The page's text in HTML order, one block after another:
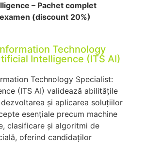
– Pachet complet
(discount 20%)
Technology
Intelligence (ITS AI)
Technology Specialist:
(ITS AI) validează abilitățile
și aplicarea soluțiilor
esențiale precum machine
clasificare și algoritmi de
oferind candidaților